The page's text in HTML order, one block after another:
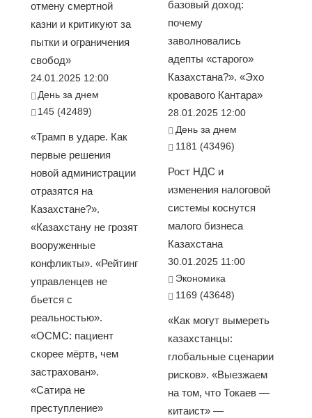
отмену смертной
казни и критикуют за
пытки и ограничения
свобод»
24.01.2025 12:00
День за днем
145 (42489)
«Трамп в ударе. Как
первые решения
новой администрации
отразятся на
Казахстане?».
«Казахстану не грозят
вооруженные
конфликты». «Рейтинг
управленцев не
бьется с
реальностью».
«ОСМС: пациент
скорее мёртв, чем
застрахован».
«Сатира не
преступление»
базовый доход:
почему
заволновались
адепты «старого»
Казахстана?». «Эхо
кровавого Кантара»
28.01.2025 12:00
День за днем
1181 (43496)
Рост НДС и
изменения налоговой
системы коснутся
малого бизнеса
Казахстана
30.01.2025 11:00
Экономика
1169 (43648)
«Как могут вымереть
казахстанцы:
глобальные сценарии
рисков». «Выезжаем
на том, что Токаев —
китаист» —